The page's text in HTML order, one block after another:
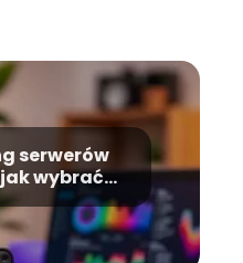
serwerów
wybrać